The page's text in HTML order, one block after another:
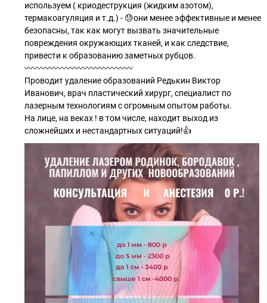
используем ( криодеструкция (жидким азотом),
термакоагуляция и т.д.) - 😓они менее эффективные и менее
безопасны, так как могут вызвать значительные
повреждения окружающих тканей, и как следствие,
привести к образованию заметных рубцов.
〰️〰️〰️〰️〰️〰️〰️〰️〰️〰️〰️〰️〰️
Проводит удаление образований Редькин Виктор
Иванович, врач пластический хирург, специалист по
лазерным технологиям с огромным опытом работы.
На лице, на веках ! в том числе, находит выход из
сложнейших и нестандартных ситуаций!👍